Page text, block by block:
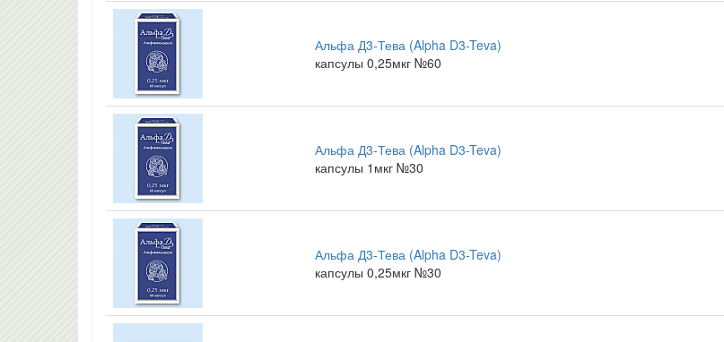
Альфа Д3-Тева (Alpha D3-Teva)
капсулы 0,25мкг №60
Альфа Д3-Тева (Alpha D3-Teva)
капсулы 1мкг №30
Альфа Д3-Тева (Alpha D3-Teva)
капсулы 0,25мкг №30